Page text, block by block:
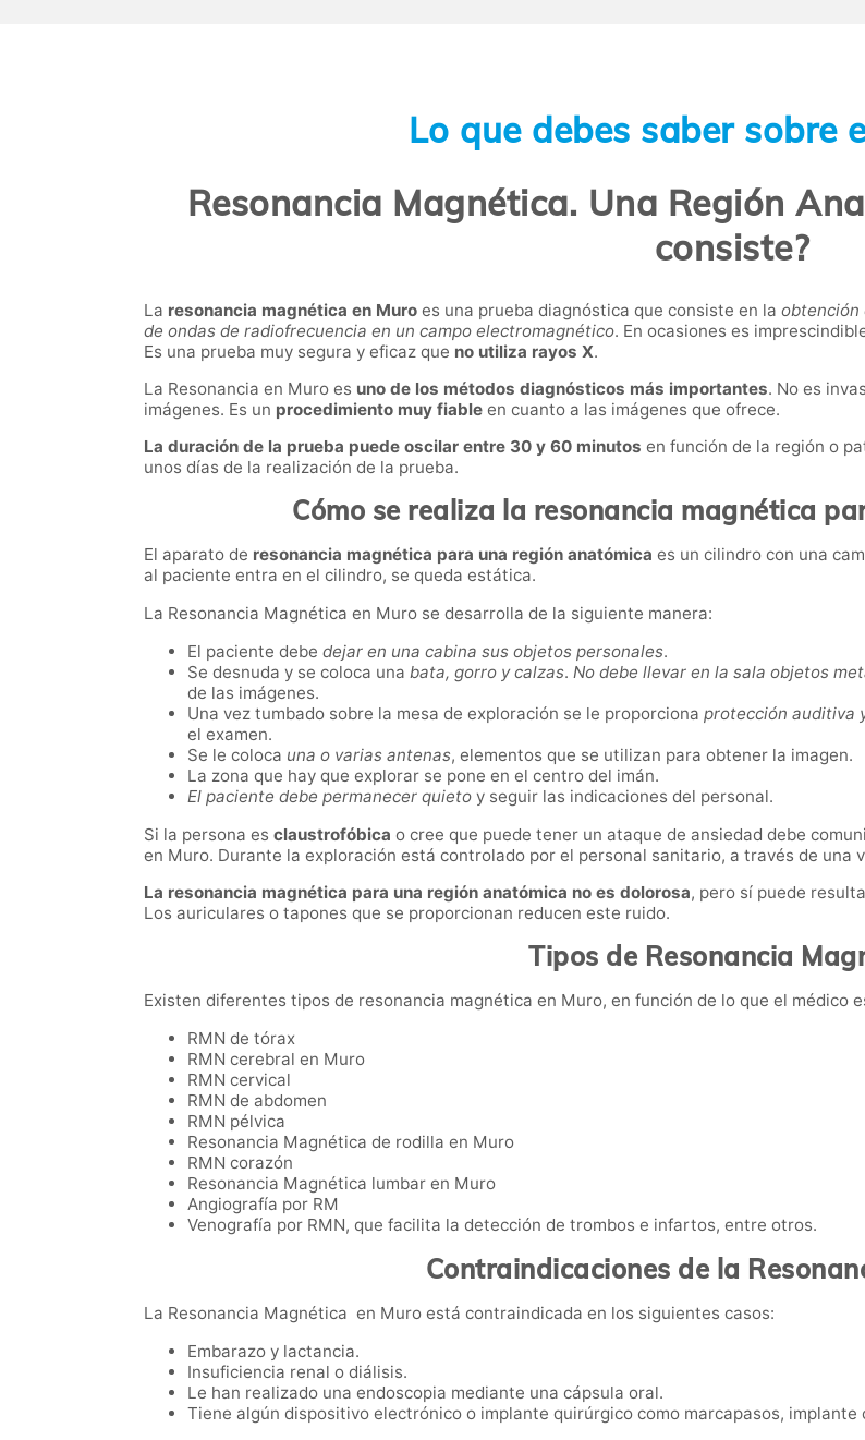
Lo que debes saber sobre
Resonancia Magnética. Una Región
consiste?
La resonancia magnética en Muro es una prueba diagnóstica que consiste en la obtención
de ondas de radiofrecuencia en un campo electromagnético. En ocasiones es
Es una prueba muy segura y eficaz que no utiliza rayos X.
La Resonancia en Muro es uno de los métodos diagnósticos más importantes. No es
imágenes. Es un procedimiento muy fiable en cuanto a las imágenes que ofrece.
La duración de la prueba puede oscilar entre 30 y 60 minutos en función de la región o
unos días de la realización de la prueba.
Cómo se realiza la resonancia magnética
El aparato de resonancia magnética para una región anatómica es un cilindro con una
al paciente entra en el cilindro, se queda estática.
La Resonancia Magnética en Muro se desarrolla de la siguiente manera:
El paciente debe dejar en una cabina sus objetos personales.
Se desnuda y se coloca una bata, gorro y calzas. No debe llevar en la sala objetos
de las imágenes.
Una vez tumbado sobre la mesa de exploración se le proporciona protección auditiva
el examen.
Se le coloca una o varias antenas, elementos que se utilizan para obtener la imagen.
La zona que hay que explorar se pone en el centro del imán.
El paciente debe permanecer quieto y seguir las indicaciones del personal.
Si la persona es claustrofóbica o cree que puede tener un ataque de ansiedad debe
en Muro. Durante la exploración está controlado por el personal sanitario, a través de una
La resonancia magnética para una región anatómica no es dolorosa, pero sí puede
Los auriculares o tapones que se proporcionan reducen este ruido.
Tipos de Resonancia
Existen diferentes tipos de resonancia magnética en Muro, en función de lo que el médico
RMN de tórax
RMN cerebral en Muro
RMN cervical
RMN de abdomen
RMN pélvica
Resonancia Magnética de rodilla en Muro
RMN corazón
Resonancia Magnética lumbar en Muro
Angiografía por RM
Venografía por RMN, que facilita la detección de trombos e infartos, entre otros.
Contraindicaciones de la
La Resonancia Magnética en Muro está contraindicada en los siguientes casos:
Embarazo y lactancia.
Insuficiencia renal o diálisis.
Le han realizado una endoscopia mediante una cápsula oral.
Tiene algún dispositivo electrónico o implante quirúrgico como marcapasos, implante